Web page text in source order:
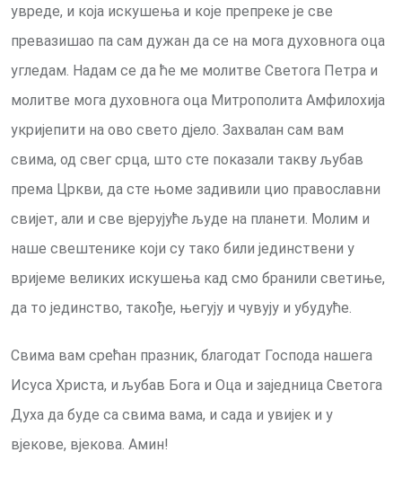
увреде, и која искушења и које препреке је све
превазишао па сам дужан да се на мога духовнога оца
угледам. Надам се да ће ме молитве Светога Петра и
молитве мога духовнога оца Митрополита Амфилохија
укријепити на ово свето дјело. Захвалан сам вам
свима, од свег срца, што сте показали такву љубав
према Цркви, да сте њоме задивили цио православни
свијет, али и све вјерујуће људе на планети. Молим и
наше свештенике који су тако били јединствени у
вријеме великих искушења кад смо бранили светиње,
да то јединство, такође, његују и чувују и убудуће.
Свима вам срећан празник, благодат Господа нашега
Исуса Христа, и љубав Бога и Оца и заједница Светога
Духа да буде са свима вама, и сада и увијек и у
вјекове, вјекова. Амин!